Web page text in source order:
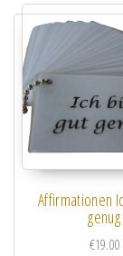
Affirmationen
genug
€19.00